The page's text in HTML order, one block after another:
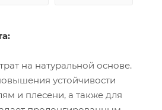
на натуральной основе.
устойчивости
и плесени, а также для